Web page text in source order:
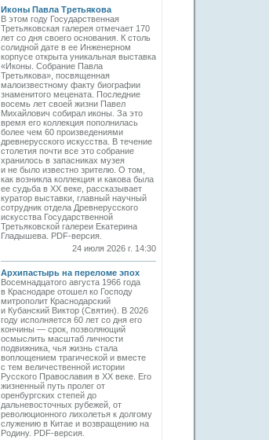
Иконы Павла Третьякова
В этом году Государственная
Третьяковская галерея отмечает 170
лет со дня своего основания. К столь
солидной дате в ее Инженерном
корпусе открыта уникальная выставка
«Иконы. Собрание Павла
Третьякова», посвященная
малоизвестному факту биографии
знаменитого мецената. Последние
восемь лет своей жизни Павел
Михайлович собирал иконы. За это
время его коллекция пополнилась
более чем 60 произведениями
древнерусского искусства. В течение
столетия почти все это собрание
хранилось в запасниках музея
и не было известно зрителю. О том,
как возникла коллекция и какова была
ее судьба в ХХ веке, рассказывает
куратор выставки, главный научный
сотрудник отдела Древнерусского
искусства Государственной
Третьяковской галереи Екатерина
Гладышева. PDF-версия.
24 июля 2026 г. 14:30
Архипастырь на переломе эпох
Восемнадцатого августа 1966 года
в Краснодаре отошел ко Господу
митрополит Краснодарский
и Кубанский Виктор (Святин). В 2026
году исполняется 60 лет со дня его
кончины — срок, позволяющий
осмыслить масштаб личности
подвижника, чья жизнь стала
воплощением трагической и вместе
с тем величественной истории
Русского Православия в XX веке. Его
жизненный путь пролег от
оренбургских степей до
дальневосточных рубежей, от
революционного лихолетья к долгому
служению в Китае и возвращению на
Родину. PDF-версия.